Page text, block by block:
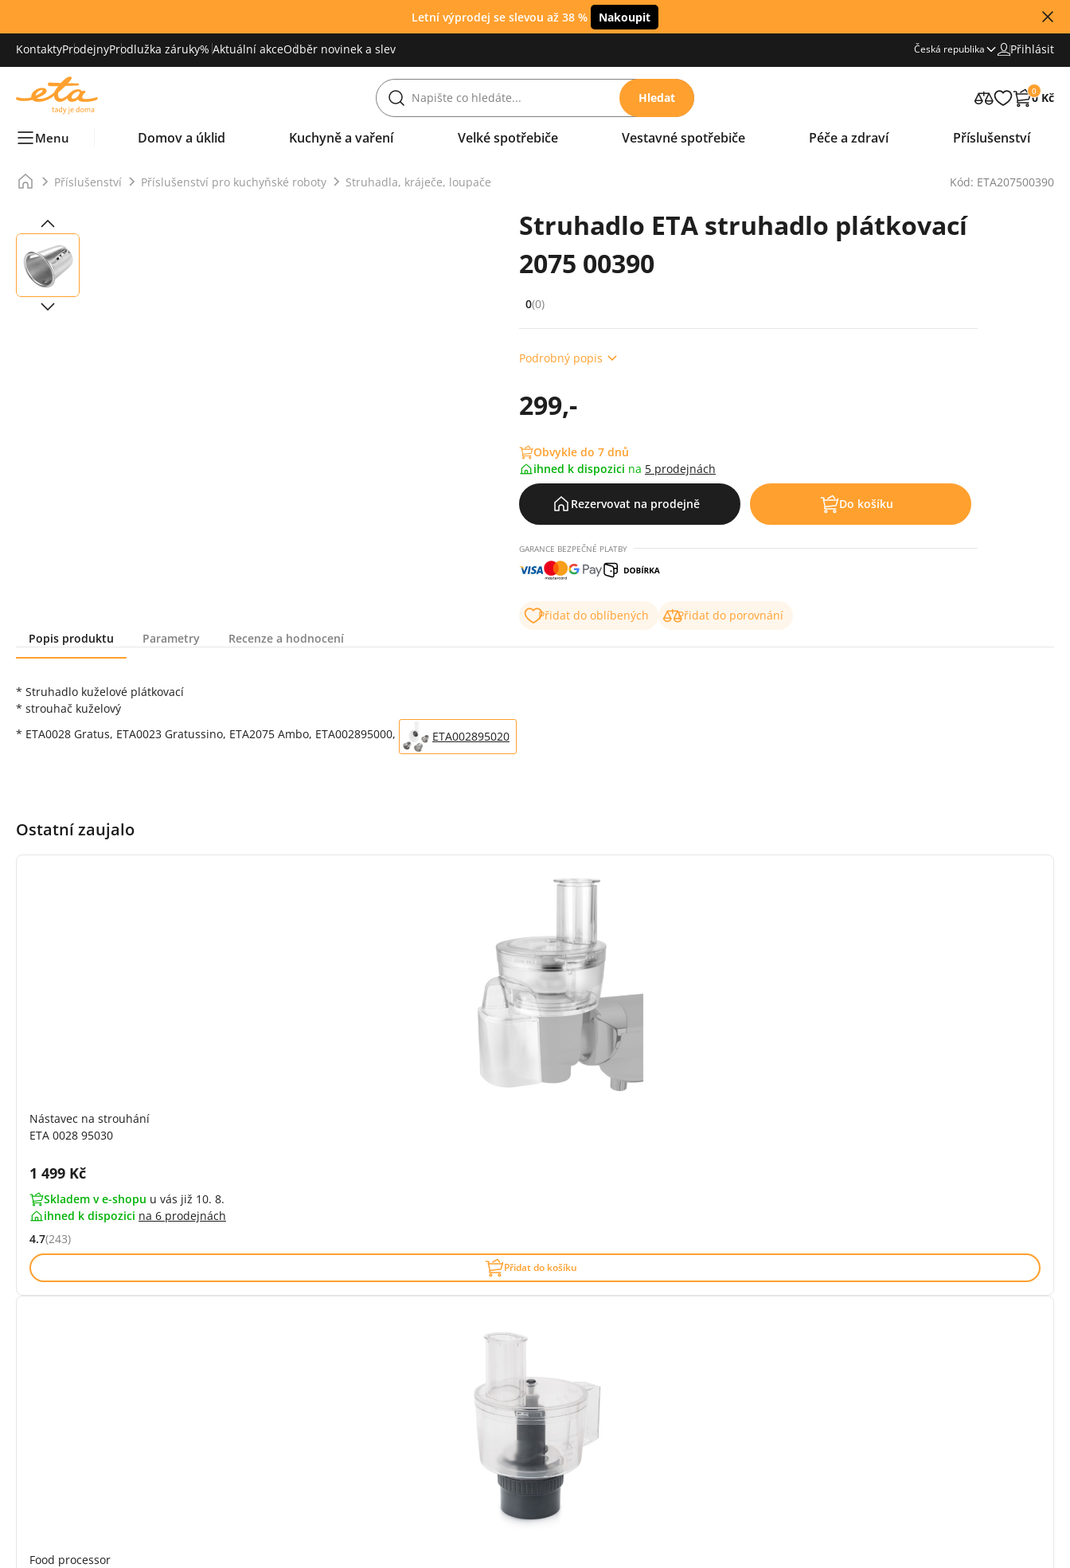
Letní výprodej se slevou až 38 % Nakoupit
KontaktyProdejnyProdlužka záruky% Aktuální akceOdběr novinek a slev Česká republika Přihlásit
Hledat 0
0 Kč
Menu Domov a úklid Kuchyně a vaření Velké spotřebiče Vestavné spotřebiče Péče a zdraví Příslušenství
Příslušenství Příslušenství pro kuchyňské roboty Struhadla, kráječe, loupače Kód: ETA207500390
Struhadlo ETA struhadlo plátkovací
2075 00390
Hodnocení: 0 z 5 (0 recenzí)
0(0)
Podrobný popis
299,-
Obvykle do 7 dnů
ihned k dispozici na 5 prodejnách
Rezervovat na prodejně Do košíku
GARANCE BEZPEČNÉ PLATBY
Přidat do oblíbených
Přidat do porovnání
Popis produktu
Parametry Recenze a hodnocení
* Struhadlo kuželové plátkovací
* strouhač kuželový
* ETA0028 Gratus, ETA0023 Gratussino, ETA2075 Ambo, ETA002895000,
ETA002895020
Ostatní zaujalo
Nástavec na strouhání
ETA 0028 95030
Cena s DPH:
1 499 Kč
Skladem v e-shopu u vás již 10. 8.
ihned k dispozici na 6 prodejnách
Hodnocení: 4.7 z 5 (243 recenzí)
4.7(243)
Přidat do košíku
Food processor